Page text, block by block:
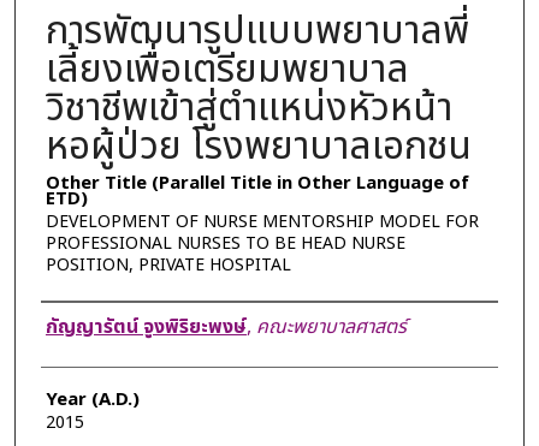
การพัฒนารูปแบบพยาบาลพี่
เลี้ยงเพื่อเตรียมพยาบาล
วิชาชีพเข้าสู่ตำแหน่งหัวหน้า
หอผู้ป่วย โรงพยาบาลเอกชน
Other Title (Parallel Title in Other Language of
ETD)
DEVELOPMENT OF NURSE MENTORSHIP MODEL FOR
PROFESSIONAL NURSES TO BE HEAD NURSE
POSITION, PRIVATE HOSPITAL
Author
กัญญารัตน์ จูงพิริยะพงษ์, คณะพยาบาลศาสตร์
Year (A.D.)
2015